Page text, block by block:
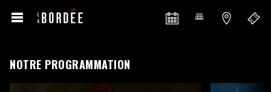
NOTRE PROGRAMMATION